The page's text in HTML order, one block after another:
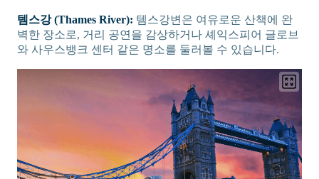
템스강 (Thames River): 템스강변은 여유로운 산책에 완
벽한 장소로, 거리 공연을 감상하거나 셰익스피어 글로브
와 사우스뱅크 센터 같은 명소를 둘러볼 수 있습니다.